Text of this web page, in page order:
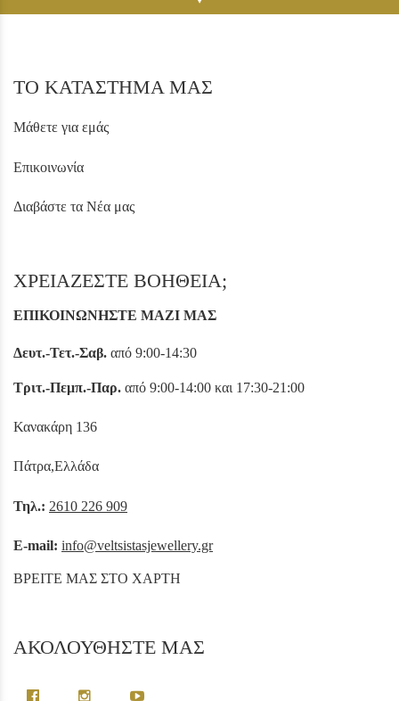
ΤΟ ΚΑΤΑΣΤΗΜΑ ΜΑΣ
Μάθετε για εμάς
Επικοινωνία
Διαβάστε τα Νέα μας
ΧΡΕΙΑΖΕΣΤΕ ΒΟΗΘΕΙΑ;
ΕΠΙΚΟΙΝΩΝΗΣΤΕ ΜΑΖΙ ΜΑΣ
Δευτ.-Τετ.-Σαβ. από 9:00-14:30
Τριτ.-Πεμπ.-Παρ. από 9:00-14:00 και 17:30-21:00
Κανακάρη 136
Πάτρα,Ελλάδα
Τηλ.: 2610 226 909
E-mail: info@veltsistasjewellery.gr
ΒΡΕΙΤΕ ΜΑΣ ΣΤΟ ΧΑΡΤΗ
ΑΚΟΛΟΥΘΗΣΤΕ ΜΑΣ